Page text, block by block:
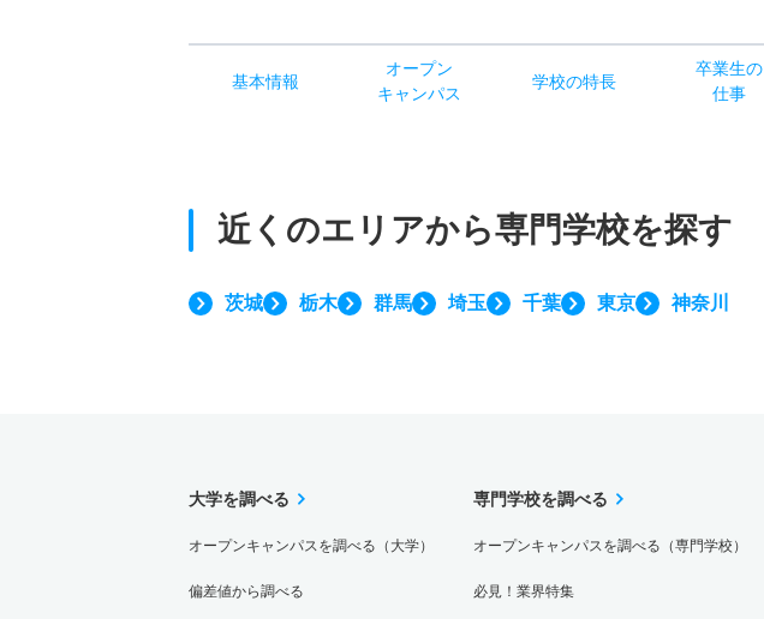
基本情報
オープン
キャンパス
学校の特長
卒業生の
仕事
近くのエリアから専門学校を探す
茨城 栃木 群馬 埼玉 千葉 東京 神奈川
大学を調べる
オープンキャンパスを調べる（大学）
偏差値から調べる
専門学校を調べる
オープンキャンパスを調べる（専門学校）
必見！業界特集